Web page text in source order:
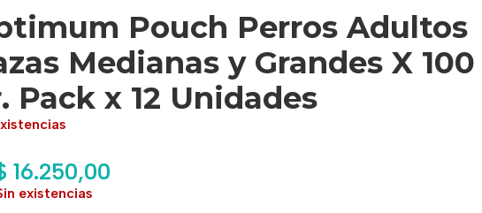
Pouch Perros Adultos
Medianas y Grandes X 100
Pack x 12 Unidades
16.250,00
existencias